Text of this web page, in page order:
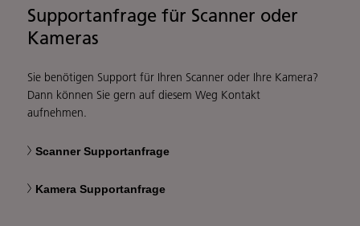
Supportanfrage für Scanner oder
Kameras
Sie benötigen Support für Ihren Scanner oder Ihre Kamera?
Dann können Sie gern auf diesem Weg Kontakt
aufnehmen.
Scanner Supportanfrage
Kamera Supportanfrage